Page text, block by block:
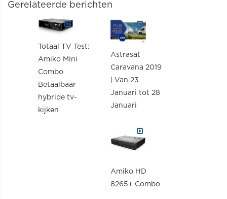
Gerelateerde berichten
Totaal TV Test:
Amiko Mini
Combo
Betaalbaar
hybride tv-
kijken
Astrasat
Caravana 2019
| Van 23
Januari tot 28
Januari
Amiko HD
8265+ Combo